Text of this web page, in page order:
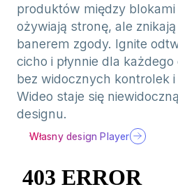
produktów między
ożywiają stronę, ale
banerem zgody. Ignite
cicho i płynnie dla
bez widocznych kontrolek i
Wideo staje się
designu.
Własny design Player